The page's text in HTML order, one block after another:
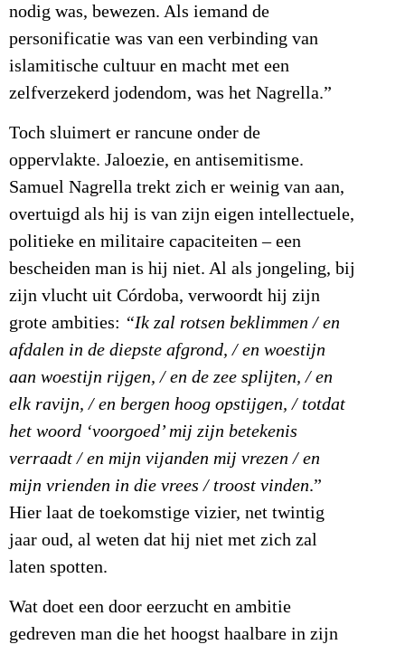
nodig was, bewezen. Als iemand de
personificatie was van een verbinding van
islamitische cultuur en macht met een
zelfverzekerd jodendom, was het Nagrella.”
Toch sluimert er rancune onder de
oppervlakte. Jaloezie, en antisemitisme.
Samuel Nagrella trekt zich er weinig van aan,
overtuigd als hij is van zijn eigen intellectuele,
politieke en militaire capaciteiten – een
bescheiden man is hij niet. Al als jongeling, bij
zijn vlucht uit Córdoba, verwoordt hij zijn
grote ambities: “Ik zal rotsen beklimmen / en
afdalen in de diepste afgrond, / en woestijn
aan woestijn rijgen, / en de zee splijten, / en
elk ravijn, / en bergen hoog opstijgen, / totdat
het woord ‘voorgoed’ mij zijn betekenis
verraadt / en mijn vijanden mij vrezen / en
mijn vrienden in die vrees / troost vinden.”
Hier laat de toekomstige vizier, net twintig
jaar oud, al weten dat hij niet met zich zal
laten spotten.
Wat doet een door eerzucht en ambitie
gedreven man die het hoogst haalbare in zijn